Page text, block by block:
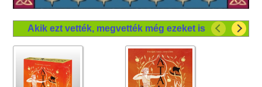
Akik ezt vették, megvették még ezeket is